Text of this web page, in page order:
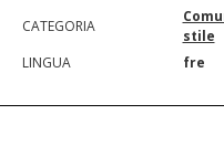
CATEGORIA
stile
LINGUA
fre